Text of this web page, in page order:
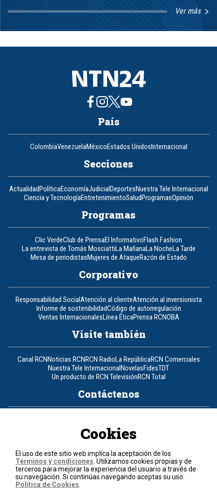
Ver más
1
8
País
ColombiaVenezuelaMéxicoEstados UnidosInternacional
Secciones
ActualidadPolíticaEconomíaJudicialDeportesNuestra Tele Internacional
Ciencia y TecnologíaEntretenimientoSaludProgramasOpinión
Programas
Clic VerdeClub de PrensaEl InformativoFlash Fashion
La entrevista de Tomás MosciattiLa MañanaLa NocheLa Tarde
Mesa de periodistasMujeres de AtaqueRazón de Estado
Corporativo
Responsabilidad SocialAtención al clienteAtención al inversionista
Informe de sostenibilidadCódigo de autorregulación
Ventas InternacionalesLínea ÉticaPrensa RCNOBA
Visite también
Canal RCNNoticias RCNRCN RadioLa RepúblicaRCN Comerciales
Nuestra Tele InternacionalNovelasFidesTDT
Un producto de RCN TelevisiónRCN Total
Contáctenos
Política de cookies
Términos y condiciones
© 2026, RCN Medios.
Todos los derechos reservados.
Cookies
El uso de este sitio web implica la aceptación de los
Términos y condiciones . Utilizamos cookies propias y de
terceros para mejorar la experiencia del usuario a través de
su navegación. Si continúas navegando aceptas su uso.
Política de Cookies